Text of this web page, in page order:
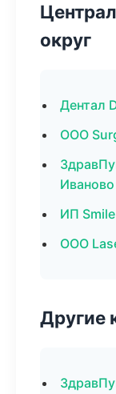
округ
Дентал
ООО
Иваново
ИП
ООО
Другие